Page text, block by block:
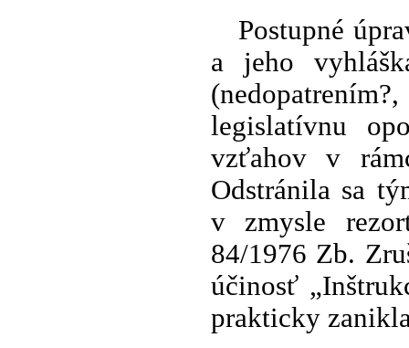
Postupné
a jeho
legislatívnu
vzťahov v
Odstránila sa
v zmysle
84/1976 Zb.
účinosť
prakticky